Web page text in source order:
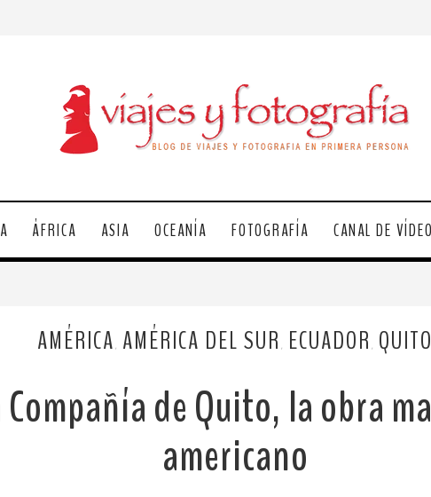
ÁFRICA ASIA OCEANÍA FOTOGRAFÍA CANAL DE
AMÉRICA AMÉRICA DEL SUR ECUADOR QUITO
de Quito, la obra
americano